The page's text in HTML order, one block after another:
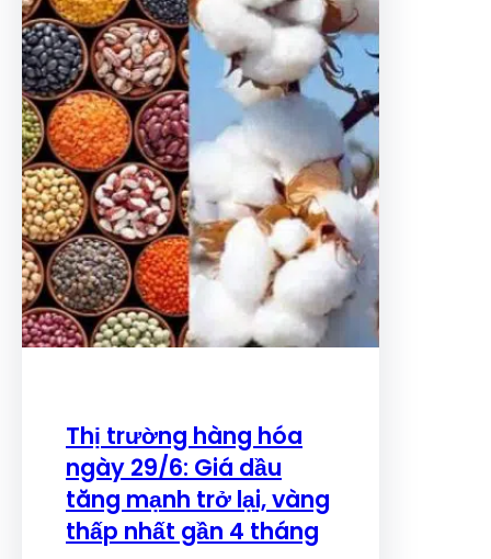
Thị trường hàng hóa
ngày 29/6: Giá dầu
tăng mạnh trở lại, vàng
thấp nhất gần 4 tháng